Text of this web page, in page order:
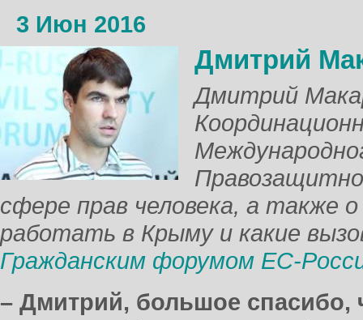
3 Июн 2016
Дмитрий
Дмитрий
сфере прав человека, а также
работать в Крыму и какие
Гражданским форумом ЕС-
– Дмитрий, большое спасибо,